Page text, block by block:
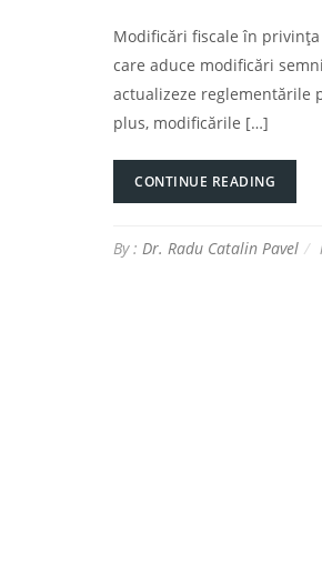
Modificări fiscale în
care aduce modificări
actualizeze reglementările
plus, modificările […]
CONTINUE READING
By : Dr. Radu Catalin Pavel